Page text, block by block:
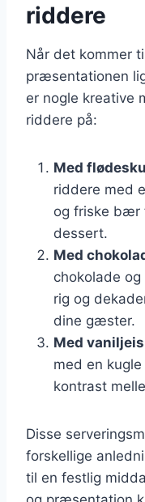
riddere
Når det kommer
præsentationen
er nogle kreative
riddere på:
Med
riddere med
og friske bær
dessert.
Med
chokolade
rig og
dine gæster.
Med vaniljeis
med en
kontrast
Disse
forskellige
til en festlig